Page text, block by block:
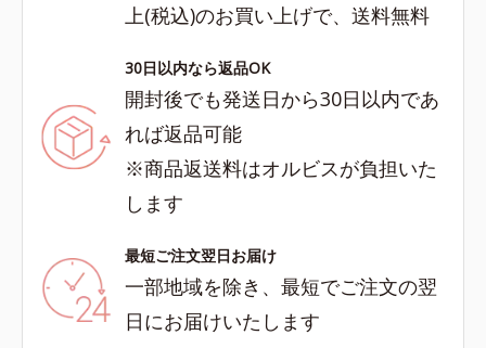
上(税込)のお買い上げで、送料無料
30日以内なら返品OK
開封後でも発送日から30日以内であ
れば返品可能
※商品返送料はオルビスが負担いた
します
最短ご注文翌日お届け
一部地域を除き、最短でご注文の翌
日にお届けいたします